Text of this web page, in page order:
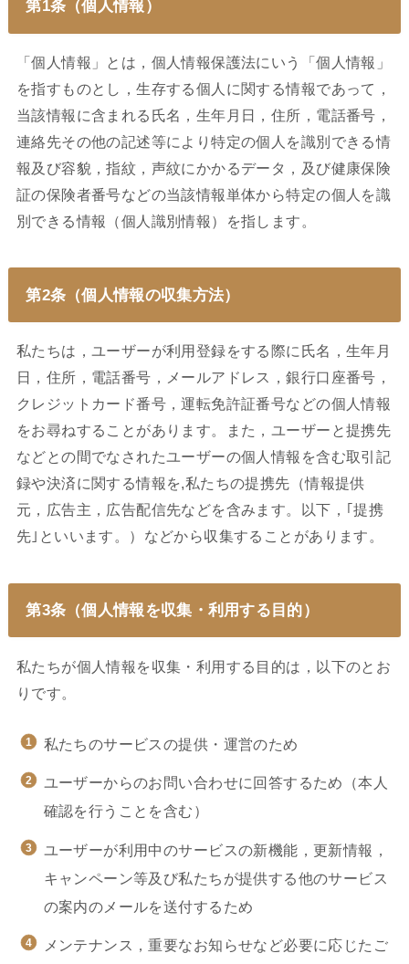
第1条（個人情報）
「個人情報」とは，個人情報保護法にいう「個人情報」
を指すものとし，生存する個人に関する情報であって，
当該情報に含まれる氏名，生年月日，住所，電話番号，
連絡先その他の記述等により特定の個人を識別できる情
報及び容貌，指紋，声紋にかかるデータ，及び健康保険
証の保険者番号などの当該情報単体から特定の個人を識
別できる情報（個人識別情報）を指します。
第2条（個人情報の収集方法）
私たちは，ユーザーが利用登録をする際に氏名，生年月
日，住所，電話番号，メールアドレス，銀行口座番号，
クレジットカード番号，運転免許証番号などの個人情報
をお尋ねすることがあります。また，ユーザーと提携先
などとの間でなされたユーザーの個人情報を含む取引記
録や決済に関する情報を,私たちの提携先（情報提供
元，広告主，広告配信先などを含みます。以下，｢提携
先｣といいます。）などから収集することがあります。
第3条（個人情報を収集・利用する目的）
私たちが個人情報を収集・利用する目的は，以下のとお
りです。
私たちのサービスの提供・運営のため
ユーザーからのお問い合わせに回答するため（本人
確認を行うことを含む）
ユーザーが利用中のサービスの新機能，更新情報，
キャンペーン等及び私たちが提供する他のサービス
の案内のメールを送付するため
メンテナンス，重要なお知らせなど必要に応じたご